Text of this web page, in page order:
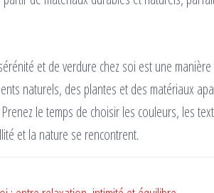
et de verdure chez soi est une
naturels, des plantes et des matériaux
le temps de choisir les couleurs, les
et la nature se rencontrent.